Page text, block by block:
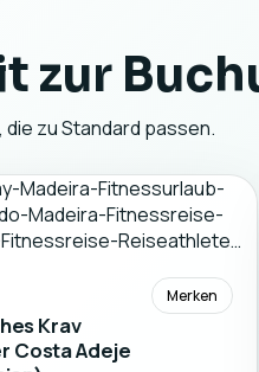
zur
zu Standard passen.
Krav
Costa Adeje
Merken